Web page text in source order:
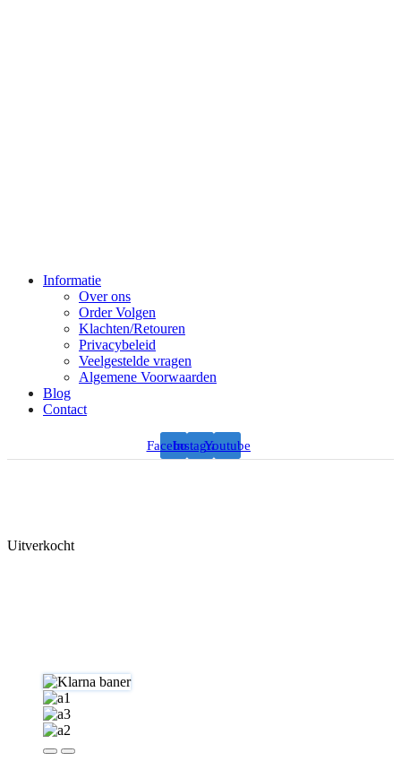
Informatie
Over ons
Order Volgen
Klachten/Retouren
Privacybeleid
Veelgestelde vragen
Algemene Voorwaarden
Blog
Contact
FacebookInstagramYoutube
Uitverkocht